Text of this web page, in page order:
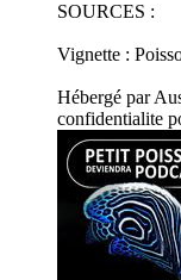
SOURCES :
Vignette :
Hébergé par
confidentialite